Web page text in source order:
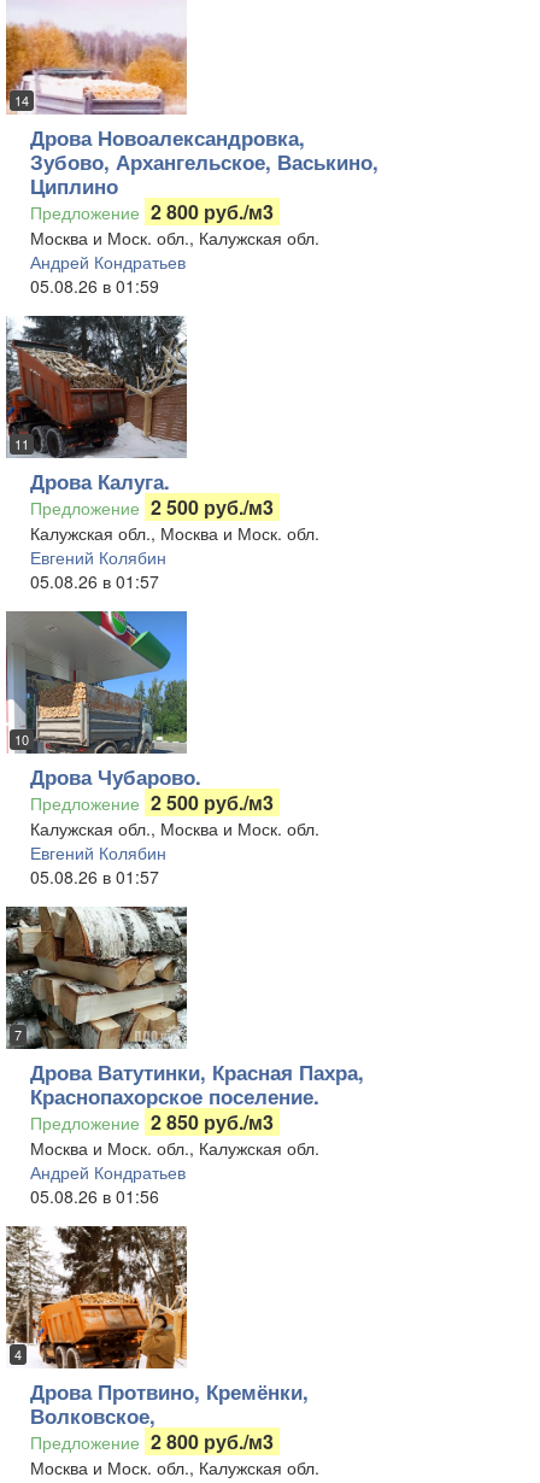
14
Дрова Новоалександровка,
Зубово, Архангельское, Васькино,
Циплино
Предложение 2 800 руб./м3
Москва и Моск. обл., Калужская обл.
Андрей Кондратьев
05.08.26 в 01:59
11
Дрова Калуга.
Предложение 2 500 руб./м3
Калужская обл., Москва и Моск. обл.
Евгений Колябин
05.08.26 в 01:57
10
Дрова Чубарово.
Предложение 2 500 руб./м3
Калужская обл., Москва и Моск. обл.
Евгений Колябин
05.08.26 в 01:57
7
Дрова Ватутинки, Красная Пахра,
Краснопахорское поселение.
Предложение 2 850 руб./м3
Москва и Моск. обл., Калужская обл.
Андрей Кондратьев
05.08.26 в 01:56
4
Дрова Протвино, Кремёнки,
Волковское,
Предложение 2 800 руб./м3
Москва и Моск. обл., Калужская обл.